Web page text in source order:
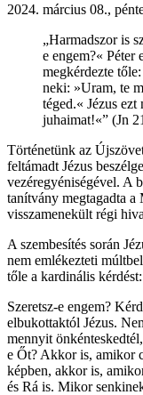
2024. március 08.,
„Harmadszor is
e engem?« Péter
megkérdezte
neki: »Uram, te
téged.« Jézus
juhaimat!«” (Jn
Történetünk az
feltámadt Jézus
vezéregyéniségével. A
tanítvány megtagadta a
visszamenekült régi
A szembesítés során
nem emlékezteti
tőle a kardinális
Szeretsz-e engem?
elbukottaktól Jézus.
mennyit
e Őt? Akkor is, amikor
képben, akkor is,
és Rá is. Mikor